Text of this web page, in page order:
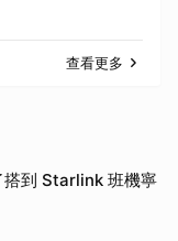
查看更多
到 Starlink 班機寧